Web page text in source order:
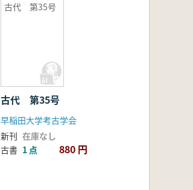
古代 第35号
古代 第35号
早稲田大学考古学会
新刊 在庫なし
古書 1 点 880 円